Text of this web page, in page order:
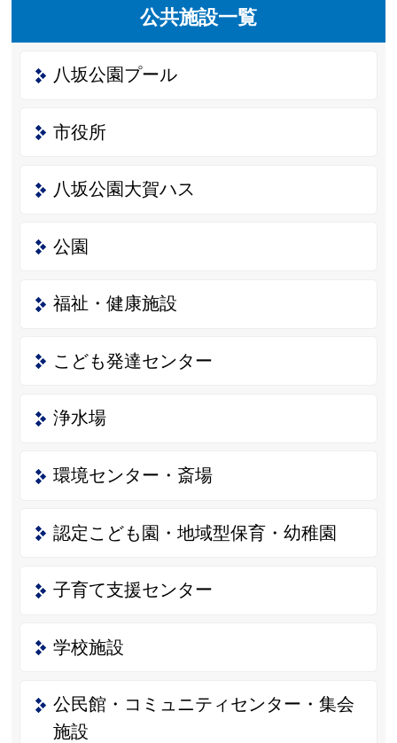
公共施設一覧
八坂公園プール
市役所
八坂公園大賀ハス
公園
福祉・健康施設
こども発達センター
浄水場
環境センター・斎場
認定こども園・地域型保育・幼稚園
子育て支援センター
学校施設
公民館・コミュニティセンター・集会
施設